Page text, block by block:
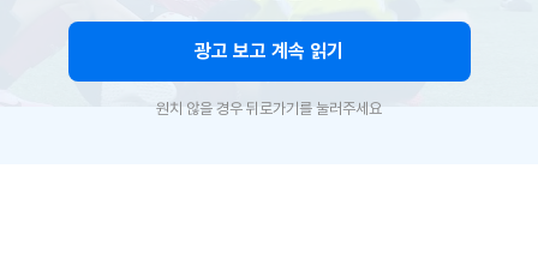
광고 보고 계속 읽기
원치 않을 경우 뒤로가기를 눌러주세요